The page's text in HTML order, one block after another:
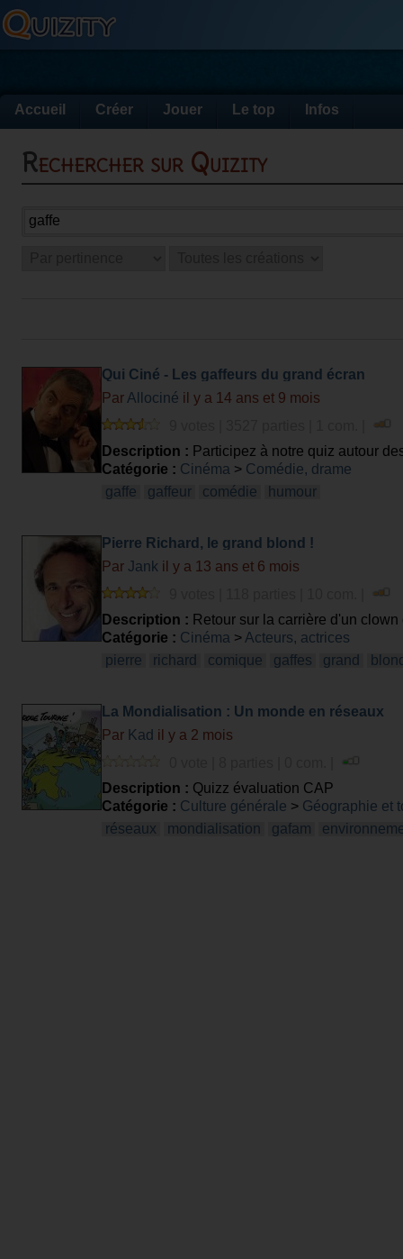
Accueil Créer Jouer Le top Infos
Rechercher sur Quizity
Qui Ciné - Les gaffeurs du grand écran
Par Allociné il y a 14 ans et 9 mois
Description : Participez à notre quiz autour
Catégorie : Cinéma > Comédie, drame
gaffe
gaffeur comédie humour
Pierre Richard, le grand blond !
Par Jank il y a 13 ans et 6 mois
Description : Retour sur la carrière d'un
la part du public.
Catégorie : Cinéma > Acteurs, actrices
pierre
richard comique gaffes grand
La Mondialisation : Un monde en réseaux
Par Kad il y a 2 mois
Description : Quizz évaluation CAP
Catégorie : Culture générale > Géographie et
réseaux
mondialisation gafam